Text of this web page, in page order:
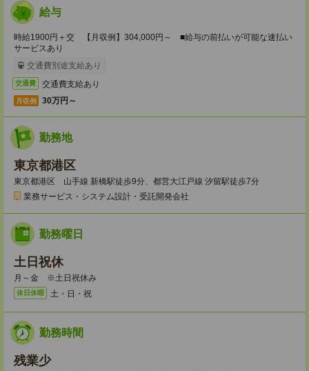
給与
時給1900円＋交 【月収例】304,000円～ ■給与の前払いが可能な速払い
サービスあり
交通費別途支給あり
交通費 交通費支給あり
月収例 30万円～
勤務地
東京都港区
東京都港区 山手線 新橋駅徒歩9分、都営大江戸線 汐留駅徒歩7分
業務サービス・システム設計・受託開発会社
勤務曜日
土日祝休
月～金 ※土日祝休み
休日休暇 土・日・祝
勤務時間
残業少